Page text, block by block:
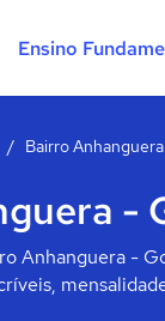
Ensino
/ Bairro Anhanguera
-
Anhanguera -